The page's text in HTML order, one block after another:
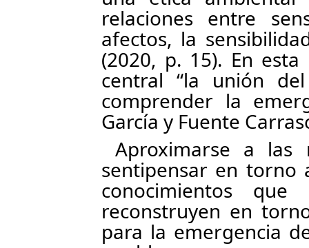
relaciones entre
afectos, la
(2020, p. 15). En
central “la unión
comprender la
García y Fuente
Aproximarse a las
sentipensar en torno
conocimientos
reconstruyen en
para la emergencia